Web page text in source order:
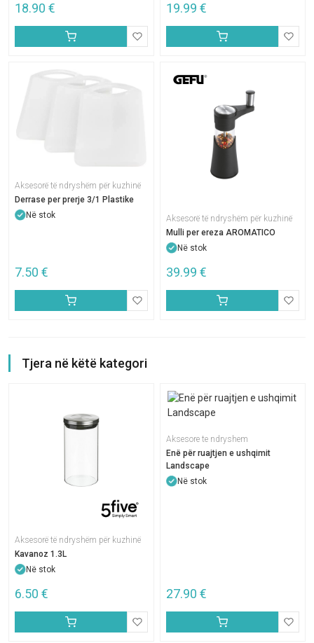
18.90 € 19.99 €
Aksesorë të ndryshëm për kuzhinë
Derrase per prerje 3/1 Plastike
Në stok
7.50 €
Aksesorë të ndryshëm për kuzhinë
Mulli per ereza AROMATICO
Në stok
39.99 €
Tjera në këtë kategori
Aksesorë të ndryshëm për kuzhinë
Kavanoz 1.3L
Në stok
6.50 €
Aksesore te ndryshem
Enë për ruajtjen e ushqimit
Landscape
Në stok
27.90 €